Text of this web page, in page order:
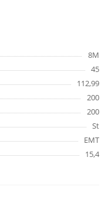
8M
45
112,99
200
200
St
EMT
15,4